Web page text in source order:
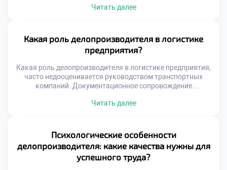
внутри организации. Без этих знаний невозможно
в техникум именно ради освоения данной дисциплины.
Учебный курс раскрывает все тонкости регистрации и
контроля документов. Студенты учатся управлять
Читать далее
Какая роль делопроизводителя в логистике
предприятия?
Какая роль делопроизводителя в логистике предприятия,
часто недооценивается руководством транспортных
компаний. Документационное сопровождение
снабжения. Без грамотного оформления бумаг движение
логистической операции. Его работа напрямую влияет на
скорость доставки и финансовые результаты. Ошибки в
документах ведут к простоям транспорта и штрафам.
Делопроизводитель выступает гарантом […]
Читать далее
Психологические особенности
делопроизводителя: какие качества нужны для
успешного труда?